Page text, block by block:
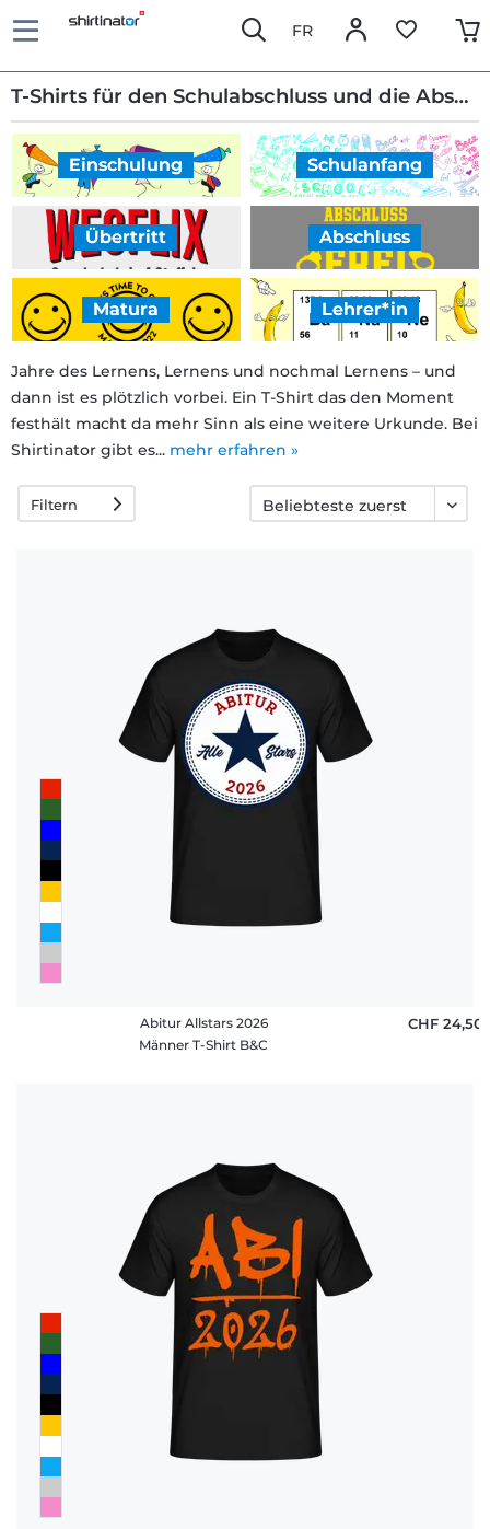
FR
T-Shirts für den Schulabschluss und die Abschlussparty
Schnelle
Lieferung
30 Tage
Umtauschrecht
Rückgaberecht
Häufige
Fragen
Einschulung
Abschluss
Schulanfang
Übertritt
Matura Lehrer*in
Jahre des Lernens, Lernens und nochmal Lernens – und
dann ist es plötzlich vorbei. Ein T-Shirt das den Moment
festhält macht da mehr Sinn als eine weitere Urkunde. Bei
Shirtinator gibt es... mehr erfahren »
Filtern
Abitur Allstars 2026
Männer T-Shirt B&C
CHF 24,50